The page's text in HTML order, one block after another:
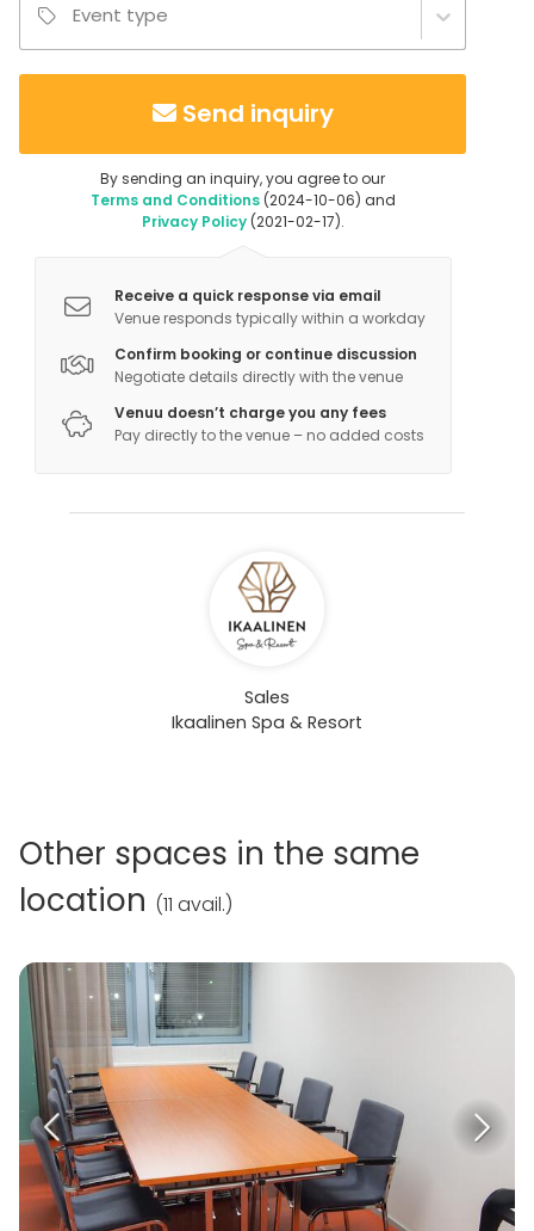
Event type
Send inquiry
By sending an inquiry, you agree to our
Terms and Conditions(2024-10-06) and
Privacy Policy(2021-02-17).
Receive a quick response via email
Venue responds typically within a workday
Confirm booking or continue discussion
Negotiate details directly with the venue
Venuu doesn’t charge you any fees
Pay directly to the venue – no added costs
Sales
Ikaalinen Spa & Resort
Other spaces in the same
location (11 avail.)